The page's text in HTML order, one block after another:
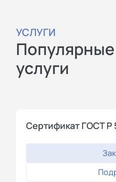
УСЛУГИ
Популярные
услуги
Сертификат ГОСТ Р